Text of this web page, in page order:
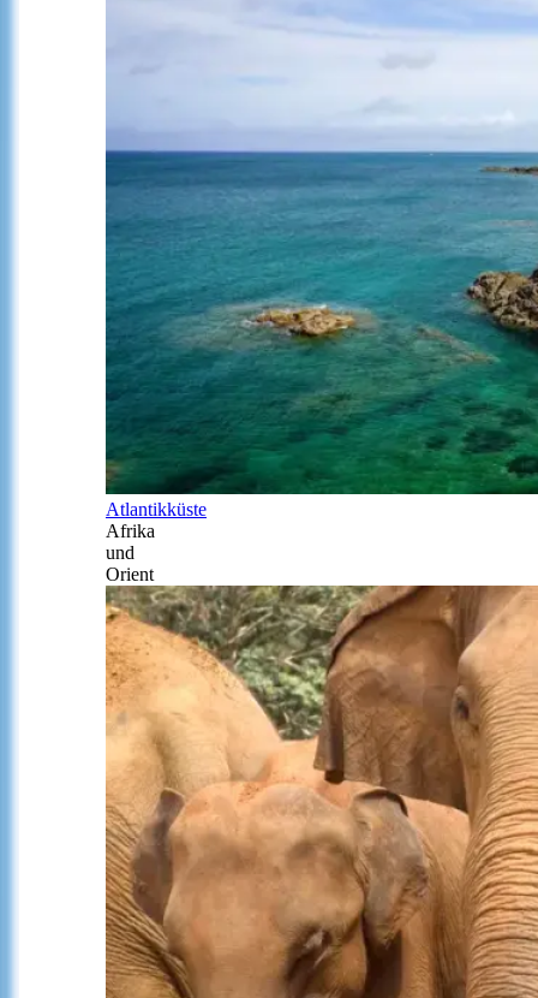
Atlantikküste
Afrika
und
Orient